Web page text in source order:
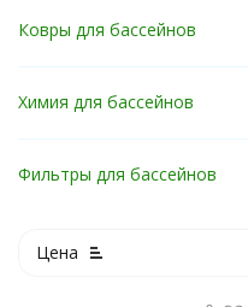
Ковры для бассейнов
Химия для бассейнов
Фильтры для бассейнов
Цена